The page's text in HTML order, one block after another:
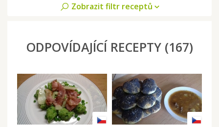
Zobrazit filtr receptů
ODPOVÍDAJÍCÍ RECEPTY (167)